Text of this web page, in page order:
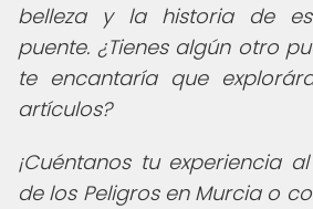
belleza y la historia de
puente. ¿Tienes algún otro
te encantaría que
artículos?
¡Cuéntanos tu experiencia
de los Peligros en Murcia o